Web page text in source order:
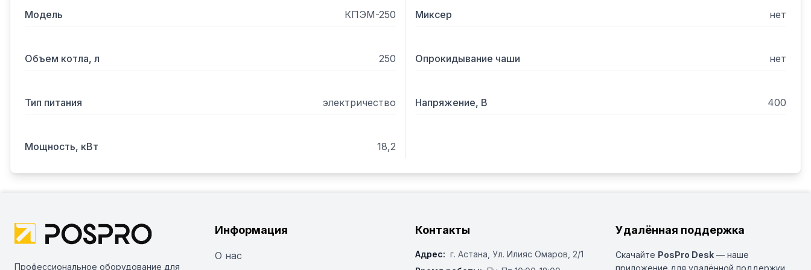
Внимание: не предназначен для приготовления повидла, джема и мусса.
Модель КПЭМ-250 Миксер нет
Объем котла, л 250 Опрокидывание чаши нет
Тип питания электричество Напряжение, В 400
Мощность, кВт 18,2
Профессиональное оборудование для
Информация
О нас
Контакты
Адрес: г. Астана, ​Ул. Илияс Омаров, 2/1
Удалённая поддержка
Скачайте PosPro Desk — наше
приложение для удалённой поддержки.